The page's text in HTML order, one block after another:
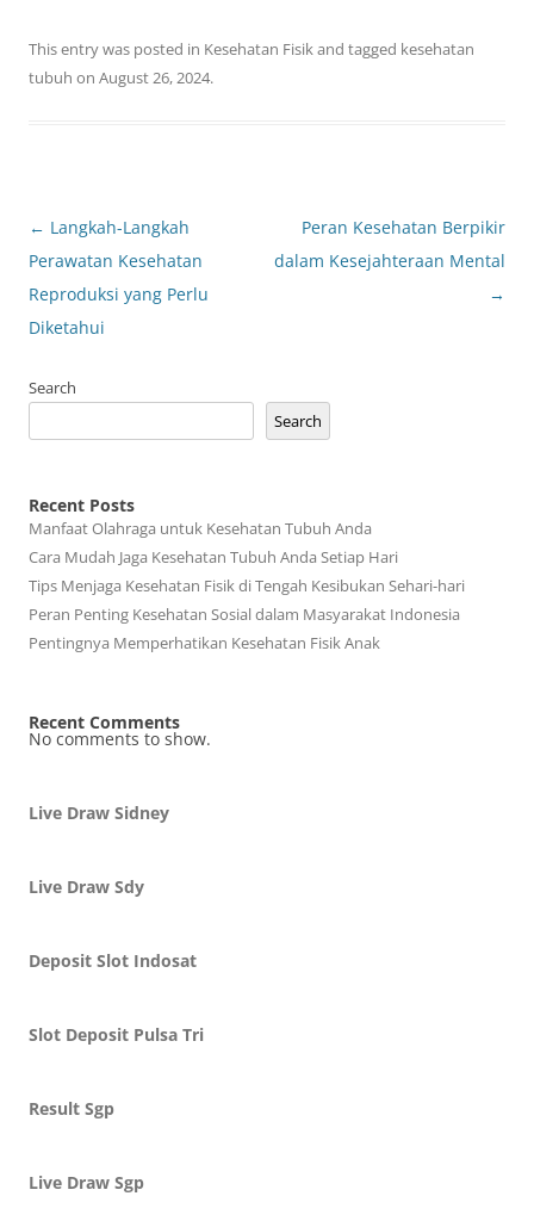
This entry was posted in Kesehatan Fisikand tagged kesehatan
tubuh on August 26, 2024.
Post
navigation
← Langkah-Langkah
Perawatan Kesehatan
Reproduksi yang Perlu
Diketahui
Peran Kesehatan Berpikir
dalam Kesejahteraan Mental
→
Search
Search
Recent Posts
Manfaat Olahraga untuk Kesehatan Tubuh Anda
Cara Mudah Jaga Kesehatan Tubuh Anda Setiap Hari
Tips Menjaga Kesehatan Fisik di Tengah Kesibukan Sehari-hari
Peran Penting Kesehatan Sosial dalam Masyarakat Indonesia
Pentingnya Memperhatikan Kesehatan Fisik Anak
Recent Comments
No comments to show.
Live Draw Sidney
Live Draw Sdy
Deposit Slot Indosat
Slot Deposit Pulsa Tri
Result Sgp
Live Draw Sgp